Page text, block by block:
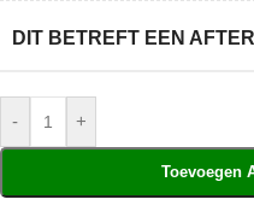
DIT BETREFT EEN
- +
Toevoegen